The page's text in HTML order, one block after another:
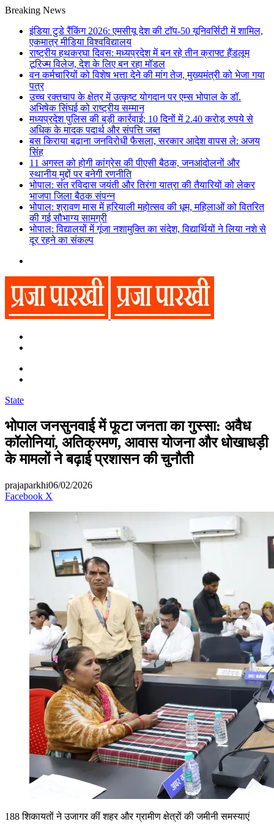
Breaking News
इंडिया टुडे रैंकिंग 2026: एमसीयू देश की टॉप-50 यूनिवर्सिटी में शामिल,
एकमात्र मीडिया विश्वविद्यालय
राष्ट्रीय हथकरघा दिवस: मध्यप्रदेश में बन रहे तीन क्राफ्ट हैंडलूम
टूरिज्म विलेज, देश के लिए बन रहा मॉडल
वन कर्मचारियों को विशेष भत्ता देने की मांग तेज, मुख्यमंत्री को भेजा गया
पत्र
उच्च रक्तचाप के क्षेत्र में उत्कृष्ट योगदान पर एम्स भोपाल के डॉ.
अभिषेक सिंघई को राष्ट्रीय सम्मान
मध्यप्रदेश पुलिस की बड़ी कार्रवाई: 10 दिनों में 2.40 करोड़ रुपये से
अधिक के मादक पदार्थ और संपत्ति जब्त
बस किराया बढ़ाना जनविरोधी फैसला, सरकार आदेश वापस ले: अजय
सिंह
11 अगस्त को होगी कांग्रेस की पीएसी बैठक, जनआंदोलनों और
स्थानीय मुद्दों पर बनेगी रणनीति
भोपाल: संत रविदास जयंती और तिरंगा यात्रा की तैयारियों को लेकर
भाजपा जिला बैठक संपन्न
भोपाल: श्रावण मास में हरियाली महोत्सव की धूम, महिलाओं को वितरित
की गई सौभाग्य सामग्री
भोपाल: विद्यालयों में गूंजा नशामुक्ति का संदेश, विद्यार्थियों ने लिया नशे से
दूर रहने का संकल्प
State
भोपाल जनसुनवाई में फूटा जनता का गुस्सा: अवैध
कॉलोनियां, अतिक्रमण, आवास योजना और धोखाधड़ी
के मामलों ने बढ़ाई प्रशासन की चुनौती
prajaparkhi06/02/2026
Facebook X
188 शिकायतों ने उजागर कीं शहर और ग्रामीण क्षेत्रों की जमीनी समस्याएं